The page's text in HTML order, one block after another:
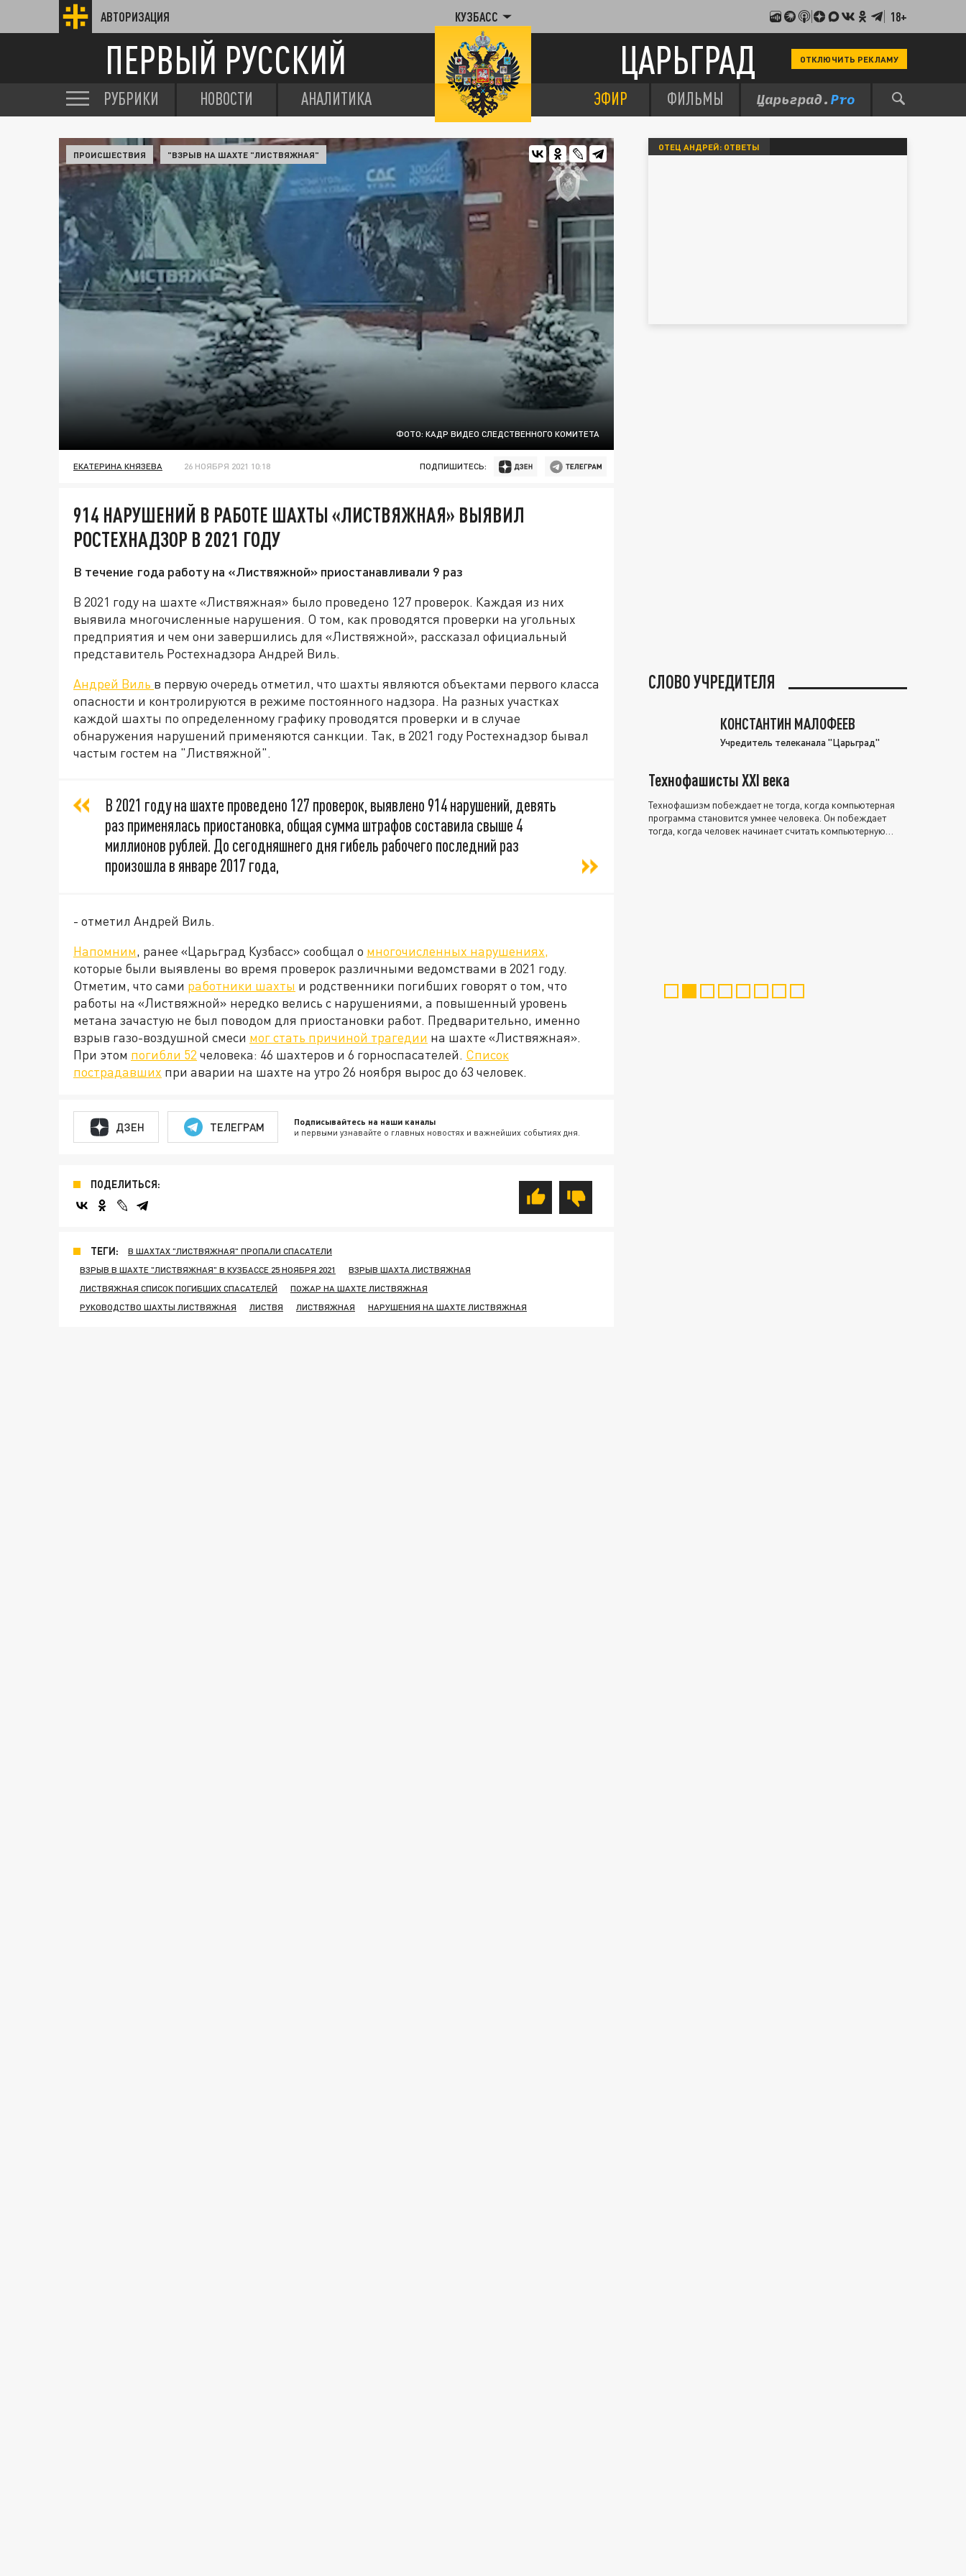
АВТОРИЗАЦИЯ КУЗБАСС 18+
ПЕРВЫЙ РУССКИЙ ЦАРЬГРАД ОТКЛЮЧИТЬ РЕКЛАМУ
РУБРИКИ НОВОСТИ АНАЛИТИКА ЭФИР ФИЛЬМЫ
ФОТО: КАДР ВИДЕО СЛЕДСТВЕННОГО КОМИТЕТА
ПРОИСШЕСТВИЯ "ВЗРЫВ НА ШАХТЕ "ЛИСТВЯЖНАЯ"
ЕКАТЕРИНА КНЯЗЕВА 26 НОЯБРЯ 2021 10:18 ПОДПИШИТЕСЬ:
914 НАРУШЕНИЙ В РАБОТЕ ШАХТЫ «ЛИСТВЯЖНАЯ» ВЫЯВИЛ
РОСТЕХНАДЗОР В 2021 ГОДУ
В течение года работу на «Листвяжной» приостанавливали 9 раз
В 2021 году на шахте «Листвяжная» было проведено 127 проверок. Каждая из них
выявила многочисленные нарушения. О том, как проводятся проверки на угольных
предприятия и чем они завершились для «Листвяжной», рассказал официальный
представитель Ростехнадзора Андрей Виль.
Андрей Виль в первую очередь отметил, что шахты являются объектами первого класса
опасности и контролируются в режиме постоянного надзора. На разных участках
каждой шахты по определенному графику проводятся проверки и в случае
обнаружения нарушений применяются санкции. Так, в 2021 году Ростехнадзор бывал
частым гостем на "Листвяжной".
В 2021 году на шахте проведено 127 проверок, выявлено 914 нарушений, девять
раз применялась приостановка, общая сумма штрафов составила свыше 4
миллионов рублей. До сегодняшнего дня гибель рабочего последний раз
произошла в январе 2017 года,
- отметил Андрей Виль.
Напомним, ранее «Царьград Кузбасс» сообщал о многочисленных нарушениях,
которые были выявлены во время проверок различными ведомствами в 2021 году.
Отметим, что сами работники шахты и родственники погибших говорят о том, что
работы на «Листвяжной» нередко велись с нарушениями, а повышенный уровень
метана зачастую не был поводом для приостановки работ. Предварительно, именно
взрыв газо-воздушной смеси мог стать причиной трагедии на шахте «Листвяжная».
При этом погибли 52 человека: 46 шахтеров и 6 горноспасателей. Список
пострадавших при аварии на шахте на утро 26 ноября вырос до 63 человек.
ДЗЕН ТЕЛЕГРАМ Подписывайтесь на наши каналы
и первыми узнавайте о главных новостях и важнейших событиях дня.
ПОДЕЛИТЬСЯ:
ТЕГИ:
В ШАХТАХ "ЛИСТВЯЖНАЯ" ПРОПАЛИ СПАСАТЕЛИ
ВЗРЫВ В ШАХТЕ "ЛИСТВЯЖНАЯ" В КУЗБАССЕ 25 НОЯБРЯ 2021
ВЗРЫВ ШАХТА ЛИСТВЯЖНАЯ
ЛИСТВЯЖНАЯ СПИСОК ПОГИБШИХ СПАСАТЕЛЕЙ
ПОЖАР НА ШАХТЕ ЛИСТВЯЖНАЯ
РУКОВОДСТВО ШАХТЫ ЛИСТВЯЖНАЯ
ЛИСТВЯ ЛИСТВЯЖНАЯ НАРУШЕНИЯ НА ШАХТЕ ЛИСТВЯЖНАЯ
ОТЕЦ АНДРЕЙ: ОТВЕТЫ
СЛОВО УЧРЕДИТЕЛЯ
КОНСТАНТИН МАЛОФЕЕВ
Учредитель телеканала "Царьград"
Технофашисты XXI века
Технофашизм побеждает не тогда, когда компьютерная
программа становится умнее человека. Он побеждает
тогда, когда человек начинает считать компьютерную